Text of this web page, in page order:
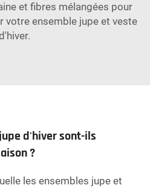
et fibres mélangées pour
votre ensemble jupe et veste
d'hiver sont-ils
?
les ensembles jupe et